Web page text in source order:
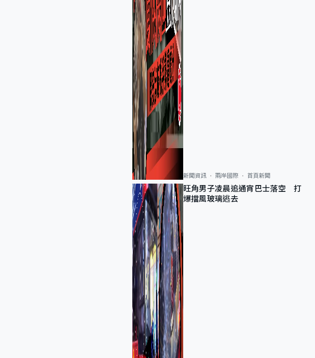
新聞資訊 兩岸國際 首頁新聞
旺角男子凌晨追通宵巴士落空 打
爆擋風玻璃逃去